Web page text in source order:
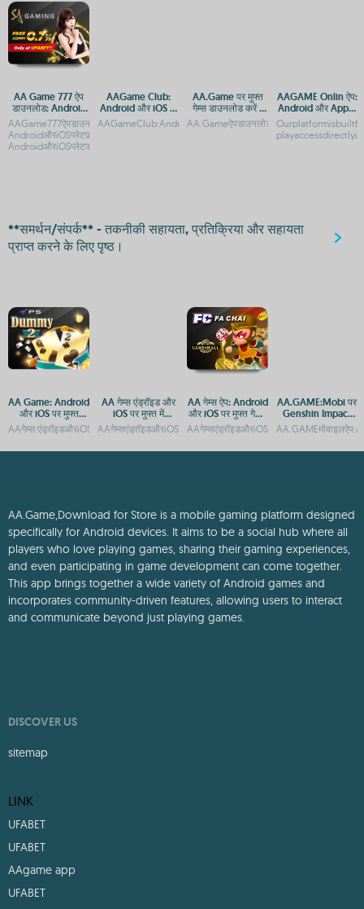
AA Game 777 ऐप
डाउनलोड: Android
और iOS प्लेटफ़ॉर्म पर
एक्सेस गाइड
AAGame777ऐपडाउनलोड-
AndroidऔरiOSप्लेटफ़ॉर्मगाइडAAGame777ऐपडाउनलोड-
AndroidऔरiOSप्लेटफॉर्मप
AAGame Club:
Android और iOS के
लिए ऐप डाउनलोड गाइड
AA.Game पर मुफ्त
गेम्स डाउनलोड करें -
Android और iOS के
लिए APK
AAGAME Onlin ऐप:
Android और Apple
पर कैसे एक्सेस करें
**समर्थन/संपर्क** - तकनीकी सहायता, प्रतिक्रिया और सहायता
प्राप्त करने के लिए पृष्ठ।
AA Game: Android
और iOS पर मुफ्त
डाउनलोड और एक्सेस
AA गेम्स एंड्रॉइड और
iOS पर मुफ्त में
डाउनलोड करने के लिए
उपलब्ध हैं
AA गेम्स ऐप: Android
और iOS पर मुफ्त गेमिंग
का आनंद
AA.GAME:Mobi पर
Genshin Impact
APK डाउनलोड करें -
Android और iOS
AA.Game,Download for Store is a mobile gaming platform designed
specifically for Android devices. It aims to be a social hub where all
players who love playing games, sharing their gaming experiences,
and even participating in game development can come together.
This app brings together a wide variety of Android games and
DISCOVER US